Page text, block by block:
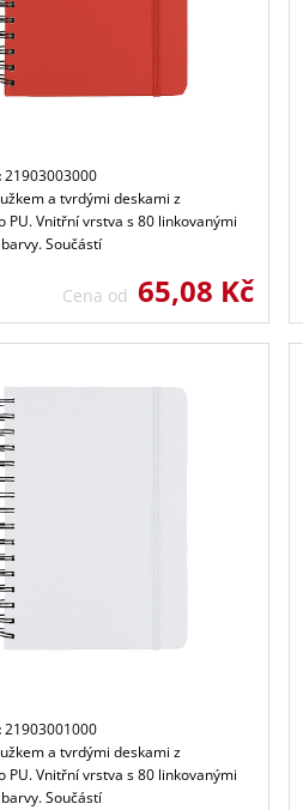
21903003000
a tvrdými deskami z
PU. Vnitřní vrstva s 80 linkovanými
Součástí
Cena od 65,08 Kč
21903001000
a tvrdými deskami z
PU. Vnitřní vrstva s 80 linkovanými
Součástí